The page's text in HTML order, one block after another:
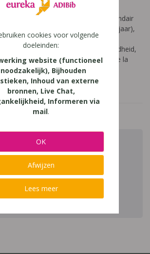
basisonderwijs (6-9 jaar), secundair
14 jaar), secundair onderwijs (14-18 jaar),
(18-24 jaar)
ADD, autisme/ASS, hoogbegaafdheid,
dyspraxie/DCD, NLD, Gilles de la
leerproblemen
studeren, organisatie klas en school
bestand
cookies voor volgende
doeleinden:
website (functioneel
Bijhouden
Inhoud van externe
bronnen, Live Chat,
Informeren via
mail.
OK
Afwijzen
Lees meer